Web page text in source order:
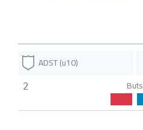
ADST (u10)
Buts
2